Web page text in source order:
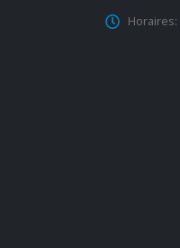
Horaires: